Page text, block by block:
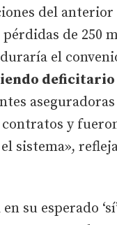
del
de 250
el
deficitario
contratos y
sistema»,
su esperado